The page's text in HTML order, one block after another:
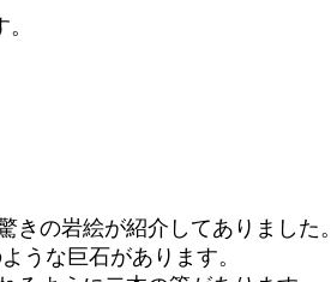
の岩絵が紹介してありました。
うな巨石があります。